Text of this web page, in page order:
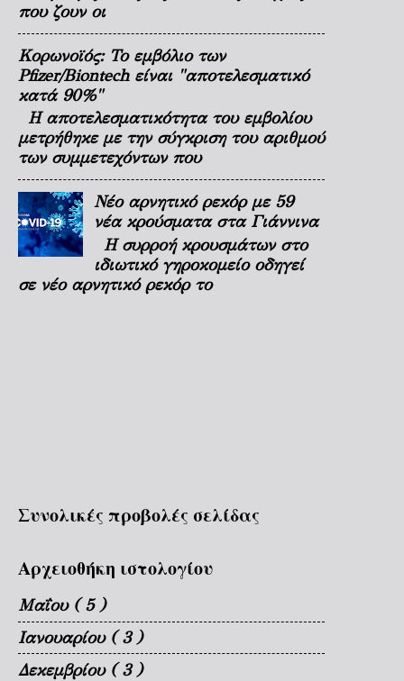
που ζουν οι
Κορωνοϊός: Το εμβόλιο των
Pfizer/Biontech είναι "αποτελεσματικό
κατά 90%"
Η αποτελεσματικότητα του εμβολίου
μετρήθηκε με την σύγκριση του αριθμού
των συμμετεχόντων που
Νέο αρνητικό ρεκόρ με 59
νέα κρούσματα στα Γιάννινα
Η συρροή κρουσμάτων στο
ιδιωτικό γηροκομείο οδηγεί
σε νέο αρνητικό ρεκόρ το
Συνολικές προβολές σελίδας
Αρχειοθήκη ιστολογίου
Μαΐου ( 5 )
Ιανουαρίου ( 3 )
Δεκεμβρίου ( 3 )